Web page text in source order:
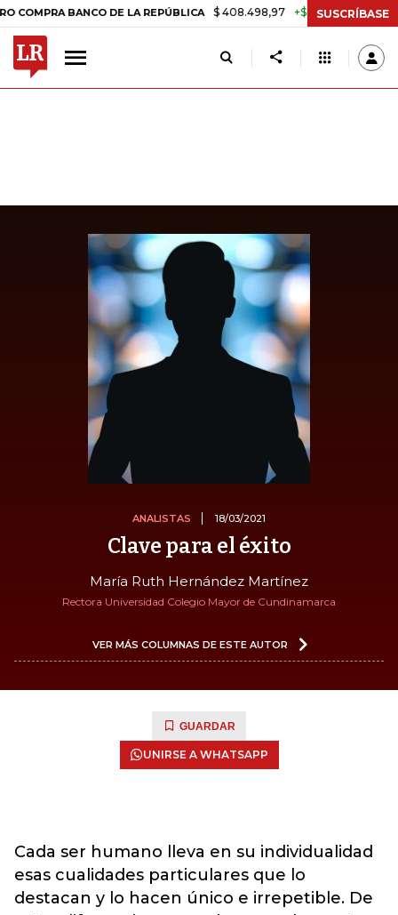
BANCO DE LA REPÚBLICA $ 408.498,97 +$ 8.753,81 +2,19%
SUSCRÍBASE
ANALISTAS 18/03/2021
Clave para el éxito
María Ruth Hernández Martínez
Rectora Universidad Colegio Mayor de Cundinamarca
VER MÁS COLUMNAS DE ESTE AUTOR
GUARDAR
UNIRSE A WHATSAPP
Cada ser humano lleva en su individualidad
esas cualidades particulares que lo
destacan y lo hacen único e irrepetible. De